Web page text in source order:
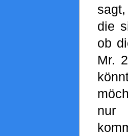
die
ob
Mr.
nur